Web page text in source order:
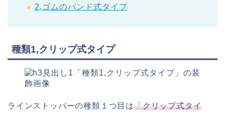
2,ゴムのバンド式タイプ
種類1,クリップ式タイプ
ラインストッパーの種類１つ目は「クリップ式タイ